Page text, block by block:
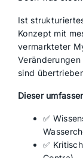
Ist
Konzept mit
vermarkteter
sind
Dieser
✅
✅